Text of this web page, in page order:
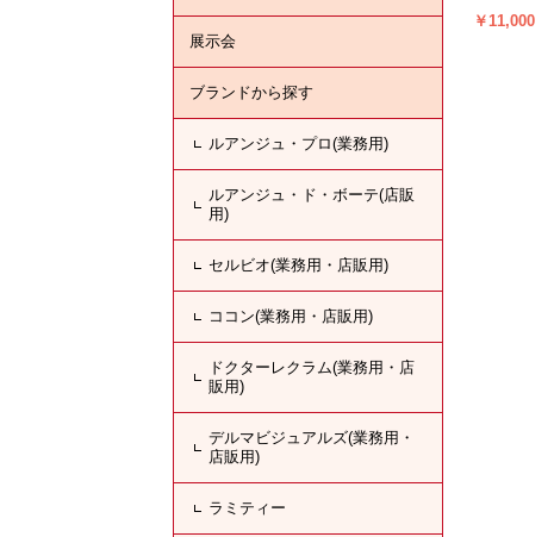
展示会
ブランドから探す
ルアンジュ・プロ(業務用)
ルアンジュ・ド・ボーテ(店販
用)
セルビオ(業務用・店販用)
ココン(業務用・店販用)
ドクターレクラム(業務用・店
販用)
デルマビジュアルズ(業務用・
店販用)
ラミティー
￥11,000